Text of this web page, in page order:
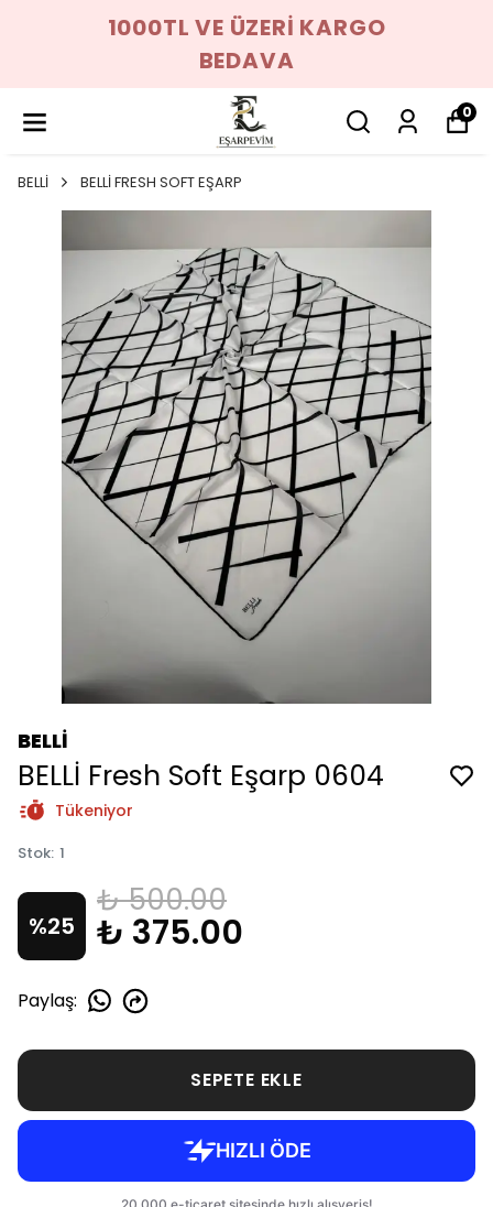
1000TL VE ÜZERİ KARGO
BEDAVA
0
BELLİ BELLİ FRESH SOFT EŞARP
BELLİ
BELLİ Fresh Soft Eşarp 0604
Tükeniyor
Stok: 1
%25
₺ 500.00
₺ 375.00
Paylaş:
SEPETE EKLE